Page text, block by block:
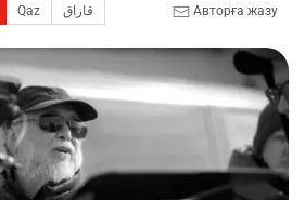
Qaz قازاق Авторға жазу